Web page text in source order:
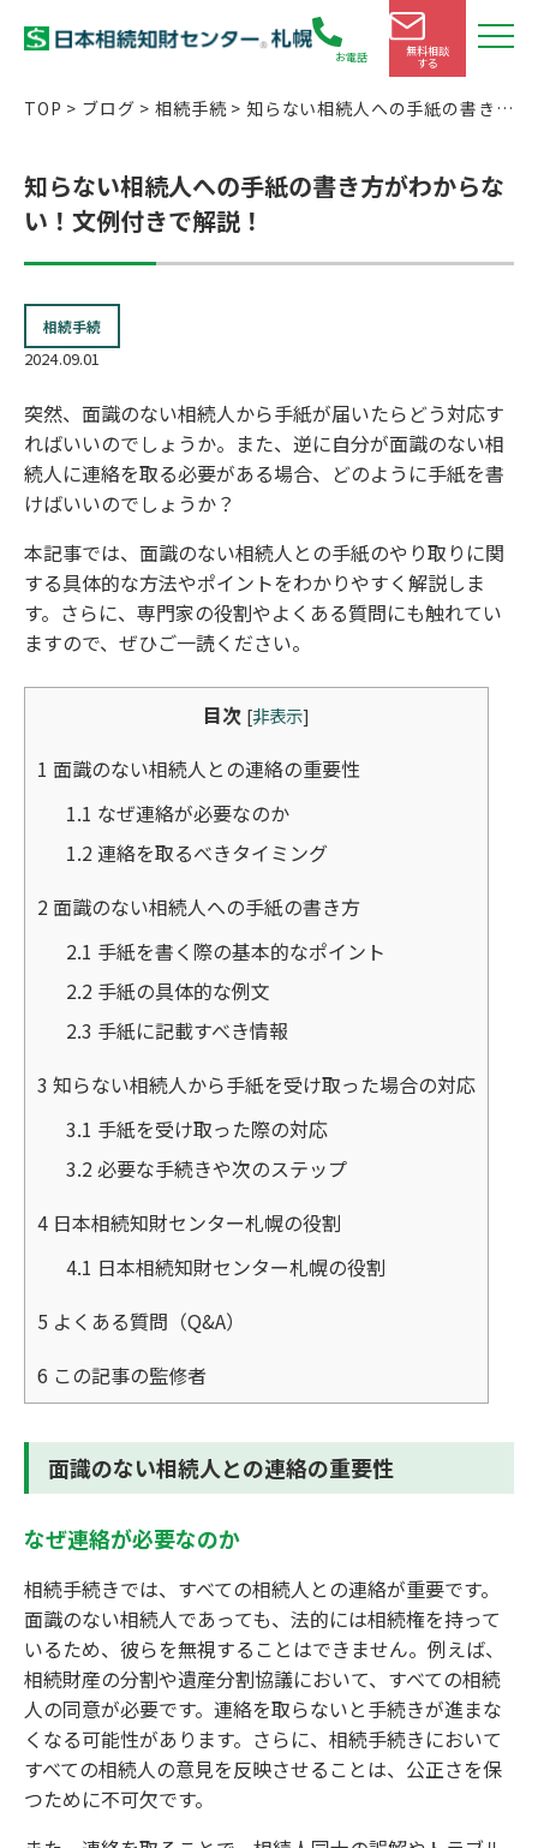
お電話 無料相談
する
TOP > ブログ >相続手続> 知らない相続人への手紙の書き方
知らない相続人への手紙の書き方がわからな
い！文例付きで解説！
相続手続
2024.09.01
突然、面識のない相続人から手紙が届いたらどう対応す
ればいいのでしょうか。また、逆に自分が面識のない相
続人に連絡を取る必要がある場合、どのように手紙を書
けばいいのでしょうか？
本記事では、面識のない相続人との手紙のやり取りに関
する具体的な方法やポイントをわかりやすく解説しま
す。さらに、専門家の役割やよくある質問にも触れてい
ますので、ぜひご一読ください。
目次 [非表示]
1 面識のない相続人との連絡の重要性
1.1 なぜ連絡が必要なのか
1.2連絡を取るべきタイミング
2 面識のない相続人への手紙の書き方
2.1 手紙を書く際の基本的なポイント
2.2 手紙の具体的な例文
2.3 手紙に記載すべき情報
3 知らない相続人から手紙を受け取った場合の対応
3.1 手紙を受け取った際の対応
3.2必要な手続きや次のステップ
4 日本相続知財センター札幌の役割
4.1 日本相続知財センター札幌の役割
5 よくある質問（Q&A）
6 この記事の監修者
面識のない相続人との連絡の重要性
なぜ連絡が必要なのか
相続手続きでは、すべての相続人との連絡が重要です。
面識のない相続人であっても、法的には相続権を持って
いるため、彼らを無視することはできません。例えば、
相続財産の分割や遺産分割協議において、すべての相続
人の同意が必要です。連絡を取らないと手続きが進まな
くなる可能性があります。さらに、相続手続きにおいて
すべての相続人の意見を反映させることは、公正さを保
つために不可欠です。